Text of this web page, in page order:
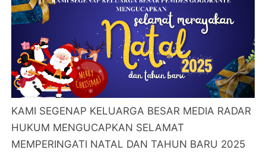
KAMI SEGENAP KELUARGA BESAR MEDIA RADAR
HUKUM MENGUCAPKAN SELAMAT
MEMPERINGATI NATAL DAN TAHUN BARU 2025